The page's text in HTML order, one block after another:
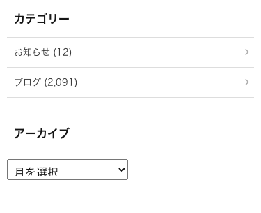
カテゴリー
お知らせ (12)
ブログ (2,091)
アーカイブ
ー